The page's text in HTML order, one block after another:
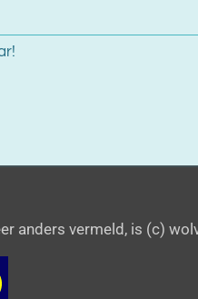
anders vermeld, is (c)